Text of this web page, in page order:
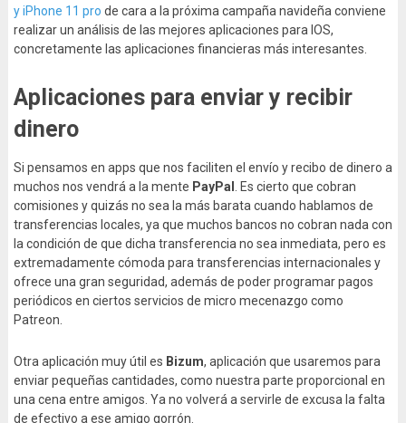
y iPhone 11 pro de cara a la próxima campaña navideña conviene
realizar un análisis de las mejores aplicaciones para IOS,
concretamente las aplicaciones financieras más interesantes.
Aplicaciones para enviar y recibir
dinero
Si pensamos en apps que nos faciliten el envío y recibo de dinero a
muchos nos vendrá a la mente PayPal
. Es cierto que cobran
comisiones y quizás no sea la más barata cuando hablamos de
transferencias locales, ya que muchos bancos no cobran nada con
la condición de que dicha transferencia no sea inmediata, pero es
extremadamente cómoda para transferencias internacionales y
ofrece una gran seguridad, además de poder programar pagos
periódicos en ciertos servicios de micro mecenazgo como
Patreon.
Otra aplicación muy útil es Bizum, aplicación que usaremos para
enviar pequeñas cantidades, como nuestra parte proporcional en
una cena entre amigos. Ya no volverá a servirle de excusa la falta
de efectivo a ese amigo gorrón.